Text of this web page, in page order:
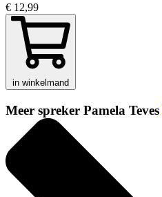
€ 12,99
in winkelmand
Meer spreker Pamela Teves